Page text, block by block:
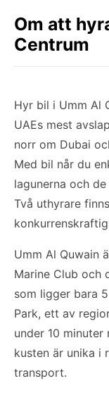
Om att
Centrum
Hyr bil i Umm Al
UAEs mest
norr om Dubai
Med bil når du
lagunerna och
Två uthyrare
Umm Al Quwain
Marine Club och
som ligger bara
Park, ett av
under 10
kusten är unika i
transport.